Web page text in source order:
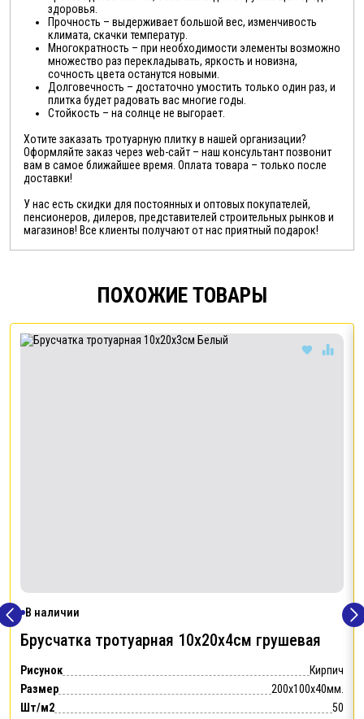
здоровья.
Прочность – выдерживает большой вес, изменчивость
климата, скачки температур.
Многократность – при необходимости элементы возможно
множество раз перекладывать, яркость и новизна,
сочность цвета останутся новыми.
Долговечность – достаточно умостить только один раз, и
плитка будет радовать вас многие годы.
Стойкость – на солнце не выгорает.
Хотите заказать тротуарную плитку в нашей организации?
Оформляйте заказ через web-сайт – наш консультант позвонит
вам в самое ближайшее время. Оплата товара – только после
доставки!
У нас есть скидки для постоянных и оптовых покупателей,
пенсионеров, дилеров, представителей строительных рынков и
магазинов! Все клиенты получают от нас приятный подарок!
ПОХОЖИЕ ТОВАРЫ
В наличии
Брусчатка тротуарная 10х20х4см грушевая
Рисунок
Кирпич
Размер
200x100x40мм.
Шт/м2
50